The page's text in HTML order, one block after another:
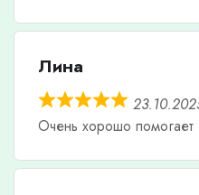
Лина
Очень хорошо помогает